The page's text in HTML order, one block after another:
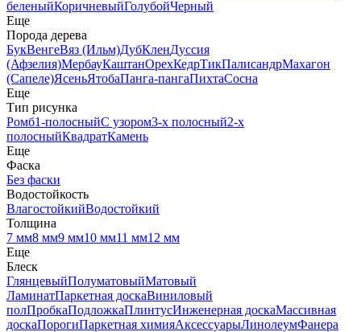
беленыйКоричневыйГолубойЧерный
Еще
Порода дерева
БукВенгеВяз (Ильм)ДубКленДуссия
(Афзелия)МербауКаштанОрехКедрТикПалисандрМахагон
(Сапеле)ЯсеньЯтобаПанга-пангаПихтаСосна
Еще
Тип рисунка
Ромб1-полосныйС узором3-х полосный2-х
полосныйКвадратКамень
Еще
Фаска
Без фаски
Водостойкость
ВлагостойкийВодостойкий
Толщина
7 мм8 мм9 мм10 мм11 мм12 мм
Еще
Блеск
ГлянцевыйПолуматовыйМатовый
ЛаминатПаркетная доскаВиниловый
полПробкаПодложкаПлинтусИнженерная доскаМассивная
доскаПорогиПаркетная химияАксессуарыЛинолеумФанера